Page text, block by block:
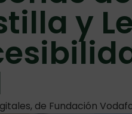
y
de Fundación